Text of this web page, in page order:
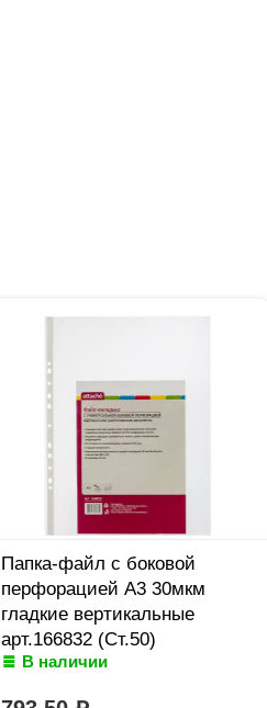
Папка-файл с боковой
перфорацией А3 30мкм
гладкие вертикальные
арт.166832 (Ст.50)
В наличии